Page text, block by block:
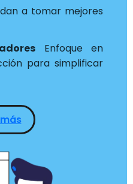
a tomar mejores
Enfoque en
para simplificar